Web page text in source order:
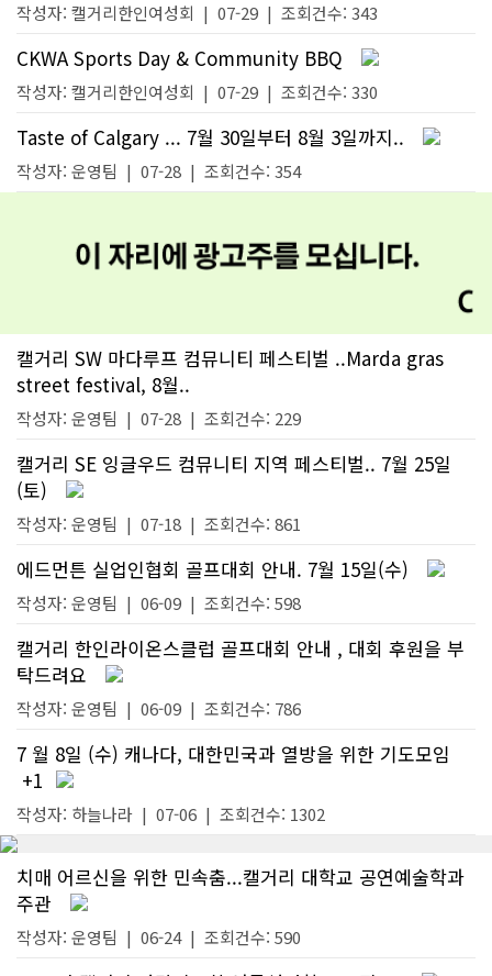
작성자: 캘거리한인여성회 | 07-29 | 조회건수: 343
CKWA Sports Day & Community BBQ
작성자: 캘거리한인여성회 | 07-29 | 조회건수: 330
Taste of Calgary ... 7월 30일부터 8월 3일까지..
작성자: 운영팀 | 07-28 | 조회건수: 354
캘거리 SW 마다루프 컴뮤니티 페스티벌 ..Marda gras
street festival, 8월..
작성자: 운영팀 | 07-28 | 조회건수: 229
캘거리 SE 잉글우드 컴뮤니티 지역 페스티벌.. 7월 25일
(토)
작성자: 운영팀 | 07-18 | 조회건수: 861
에드먼튼 실업인협회 골프대회 안내. 7월 15일(수)
작성자: 운영팀 | 06-09 | 조회건수: 598
캘거리 한인라이온스클럽 골프대회 안내 , 대회 후원을 부
탁드려요
작성자: 운영팀 | 06-09 | 조회건수: 786
7 월 8일 (수) 캐나다, 대한민국과 열방을 위한 기도모임
+1
작성자: 하늘나라 | 07-06 | 조회건수: 1302
치매 어르신을 위한 민속춤...캘거리 대학교 공연예술학과
주관
작성자: 운영팀 | 06-24 | 조회건수: 590